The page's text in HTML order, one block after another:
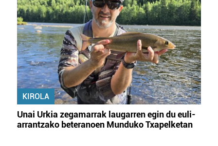
KIROLA
Unai Urkia zegamarrak laugarren egin du euli-
arrantzako beteranoen Munduko Txapelketan